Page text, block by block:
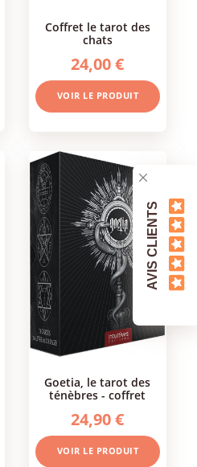
coffret le tarot des
chats
24,00 €
VOIR LE PRODUIT
goetia, le tarot des
ténèbres - coffret
24,90 €
VOIR LE PRODUIT
AVIS CLIENTS